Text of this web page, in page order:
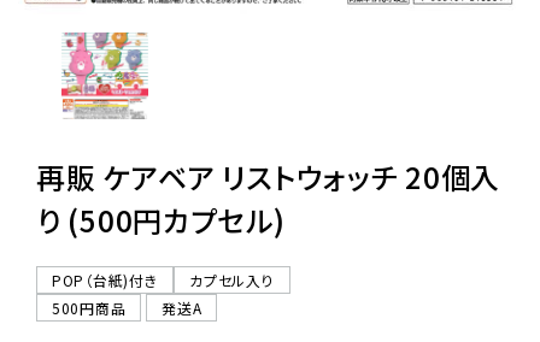
06-6282-7659
再販 ケアベア リストウォッチ 20個入
り (500円カプセル)
POP（台紙)付き
カプセル入り
500円商品
発送A